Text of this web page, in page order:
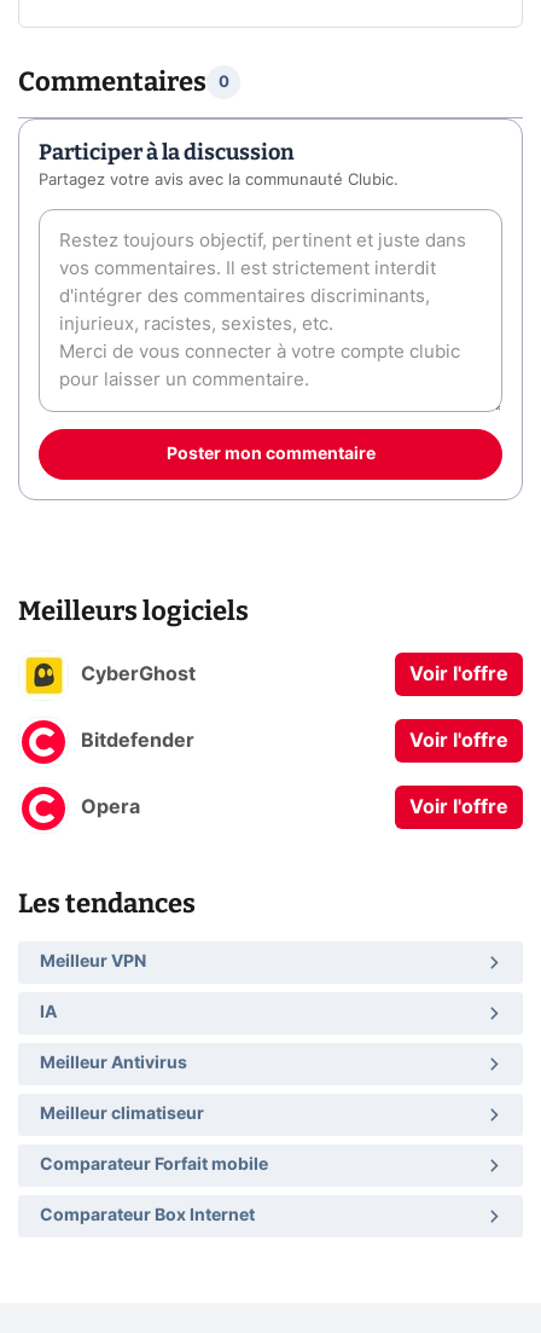
Commentaires 0
Participer à la discussion
Partagez votre avis avec la communauté Clubic.
Poster mon commentaire
Meilleurs logiciels
CyberGhost Voir l'offre
Bitdefender Voir l'offre
Opera Voir l'offre
Les tendances
Meilleur VPN
IA
Meilleur Antivirus
Meilleur climatiseur
Comparateur Forfait mobile
Comparateur Box Internet